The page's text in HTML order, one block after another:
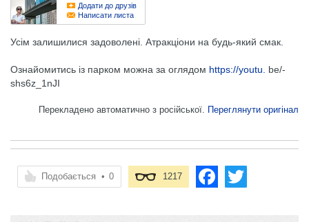
Додати до друзів
Написати листа
Усім залишилися задоволені. Атракціони на будь-який смак.
Ознайомитись із парком можна за оглядом https://youtu.
be/-
shs6z_1nJI
Перекладено автоматично з російської. Переглянути оригінал
Подобається • 0 1217